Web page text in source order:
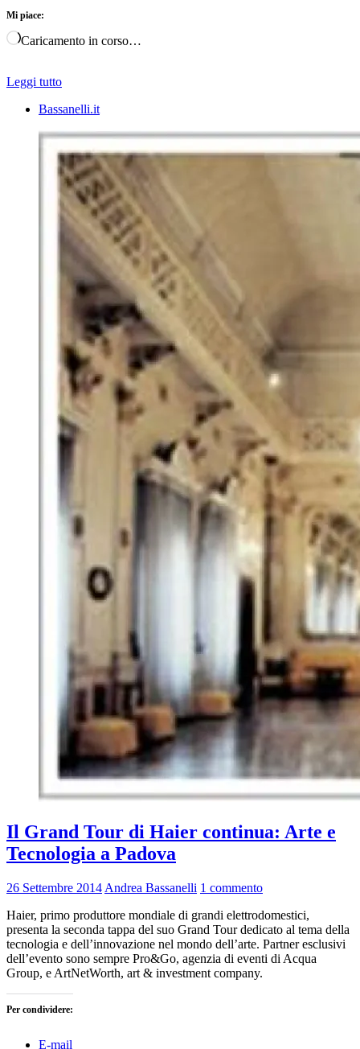
Mi piace:
Caricamento in corso…
Leggi tutto
Bassanelli.it
Il Grand Tour di Haier continua: Arte e
Tecnologia a Padova
26 Settembre 2014 Andrea Bassanelli 1 commento
Haier, primo produttore mondiale di grandi elettrodomestici,
presenta la seconda tappa del suo Grand Tour dedicato al tema della
tecnologia e dell’innovazione nel mondo dell’arte. Partner esclusivi
dell’evento sono sempre Pro&Go, agenzia di eventi di Acqua
Group, e ArtNetWorth, art & investment company.
Per condividere:
E-mail